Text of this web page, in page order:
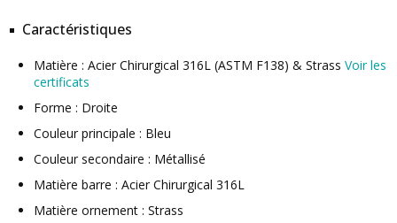
Caractéristiques
Matière : Acier Chirurgical 316L (ASTM F138) & Strass Voir les
certificats
Forme : Droite
Couleur principale : Bleu
Couleur secondaire : Métallisé
Matière barre : Acier Chirurgical 316L
Matière ornement : Strass